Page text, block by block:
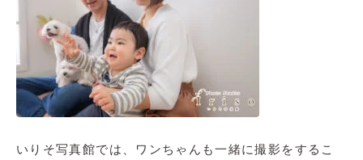
いりそ写真館では、ワンちゃんも一緒に撮影をするこ